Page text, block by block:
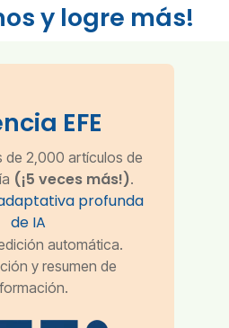
y logre más!
EFE
de 2,000 artículos de
(¡5 veces más!).
profunda
de IA
automática.
y resumen de